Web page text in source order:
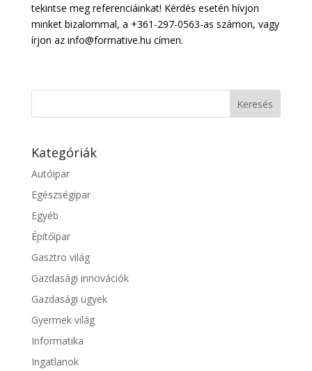
tekintse meg referenciáinkat! Kérdés esetén hívjon
minket bizalommal, a +361-297-0563-as számon, vagy
írjon az info@formative.hu címen.
Kategóriák
Autóipar
Egészségipar
Egyéb
Építőipar
Gasztro világ
Gazdasági innovációk
Gazdasági ügyek
Gyermek világ
Informatika
Ingatlanok